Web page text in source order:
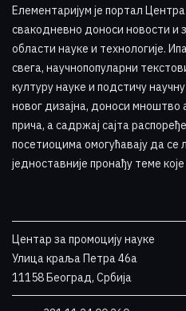
Елементаријум је портал
свакодневно доноси новости и
области науке и технологије.
свега, научнопопуларни
културу науке и подстичу
новог дизајна, доноси
прича, а садржај сајта
посетиоцима омогућавају да се
једноставније пронађу теме
Центар за промоцију науке
Улица краља Петра 46a
11158 Београд, Србија